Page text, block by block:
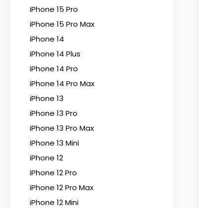
iPhone 15 Pro
iPhone 15 Pro Max
iPhone 14
iPhone 14 Plus
iPhone 14 Pro
iPhone 14 Pro Max
iPhone 13
iPhone 13 Pro
iPhone 13 Pro Max
iPhone 13 Mini
iPhone 12
iPhone 12 Pro
iPhone 12 Pro Max
iPhone 12 Mini